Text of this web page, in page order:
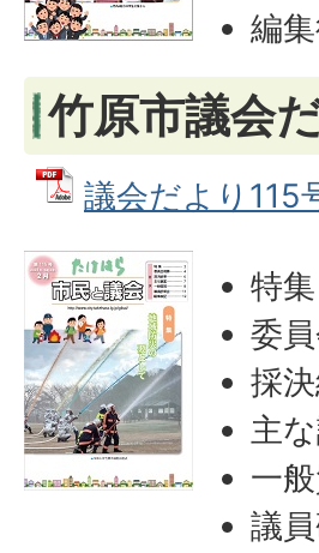
編
竹原市議会
議会だより115
特
委
採
主
一
議